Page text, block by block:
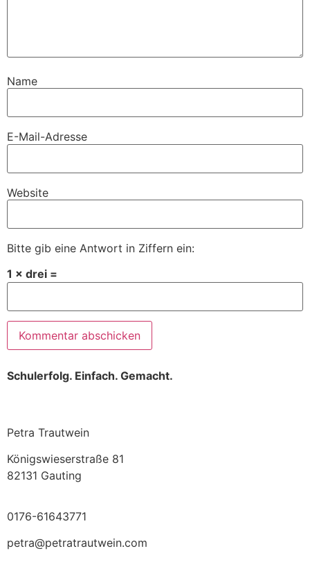
Name
E-Mail-Adresse
Website
Bitte gib eine Antwort in Ziffern ein:
1 × drei =
Schulerfolg. Einfach. Gemacht.
Petra Trautwein
Königswieserstraße 81
82131 Gauting
0176-61643771
petra@petratrautwein.com